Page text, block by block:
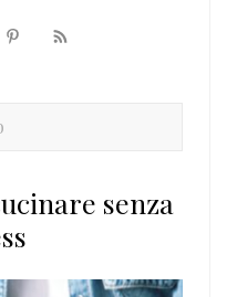
senza